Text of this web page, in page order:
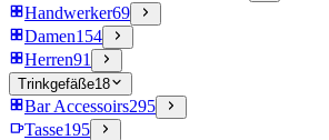
Handwerker69
Damen154
Herren91
Trinkgefäße18
Bar Accessoirs295
Tasse195